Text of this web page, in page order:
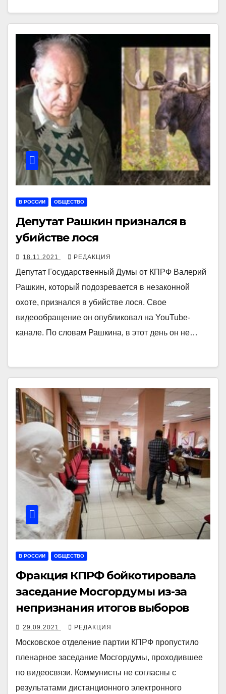
В РОССИИ ОБЩЕСТВО
Депутат Рашкин признался в
убийстве лося
18.11.2021 РЕДАКЦИЯ
Депутат Государственный Думы от КПРФ Валерий
Рашкин, который подозревается в незаконной
охоте, признался в убийстве лося. Свое
видеообращение он опубликовал на YouTube-
канале. По словам Рашкина, в этот день он не…
В РОССИИ ОБЩЕСТВО
Фракция КПРФ бойкотировала
заседание Мосгордумы из-за
непризнания итогов выборов
29.09.2021 РЕДАКЦИЯ
Московское отделение партии КПРФ пропустило
пленарное заседание Мосгордумы, проходившее
по видеосвязи. Коммунисты не согласны с
результатами дистанционного электронного